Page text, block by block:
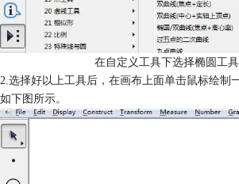
在自定义工具下选择椭圆工
2.选择好以上工具后，在画布上面单击鼠标绘制
如下图所示。